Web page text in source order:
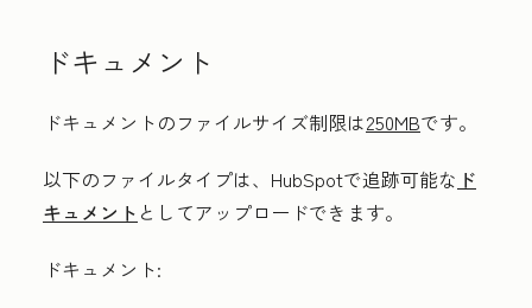
ドキュメント
ドキュメントのファイルサイズ制限は250MBです。
以下のファイルタイプは、HubSpotで追跡可能な ド
キュメント としてアップロードできます。
ドキュメント: